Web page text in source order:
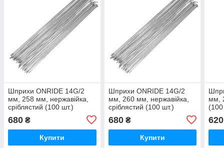
Шприхи ONRIDE 14G/2
мм, 258 мм, нержавійка,
сріблястий (100 шт.)
680 ₴
Купити
Шприхи ONRIDE 14G/2
мм, 260 мм, нержавійка,
сріблястий (100 шт.)
680₴
Купити
мм,
620